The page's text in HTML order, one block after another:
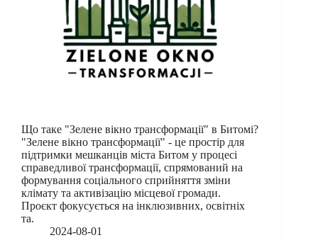
Що таке "Зелене вікно трансформації" в Битомі?
"Зелене вікно трансформації" - це простір для
підтримки мешканців міста Битом у процесі
справедливої трансформації, спрямований на
формування соціального сприйняття зміни
клімату та активізацію місцевої громади.
Проєкт фокусується на інклюзивних, освітніх
та.
2024-08-01